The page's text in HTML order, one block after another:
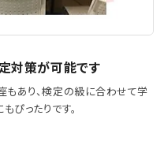
対策が可能です
もあり、検定の級に合わせて学
ぴったりです。